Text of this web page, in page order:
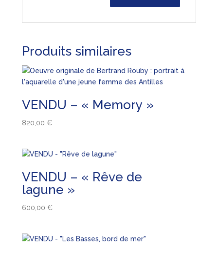
Produits similaires
VENDU – « Memory »
820,00 €
VENDU – « Rêve de
lagune »
600,00 €